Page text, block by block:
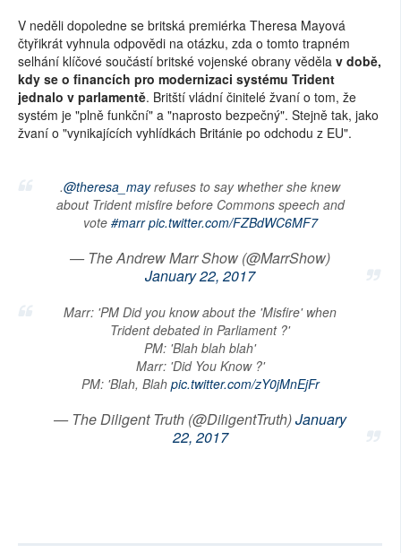
V neděli dopoledne se britská premiérka Theresa Mayová
čtyřikrát vyhnula odpovědi na otázku, zda o tomto trapném
selhání klíčové součástí britské vojenské obrany věděla v době,
kdy se o financích pro modernizaci systému Trident
jednalo v parlamentě. Britští vládní činitelé žvaní o tom, že
systém je "plně funkční" a "naprosto bezpečný". Stejně tak, jako
žvaní o "vynikajících vyhlídkách Británie po odchodu z EU".
.@theresa_mayrefuses to say whether she knew
about Trident misfire before Commons speech and
vote #marr pic.twitter.com/FZBdWC6MF7
— The Andrew Marr Show (@MarrShow)
January 22, 2017
Marr: 'PM Did you know about the 'Misfire' when
Trident debated in Parliament ?'
PM: 'Blah blah blah'
Marr: 'Did You Know ?'
PM: 'Blah, Blah pic.twitter.com/zY0jMnEjFr
— The Diligent Truth (@DiligentTruth)January
22, 2017